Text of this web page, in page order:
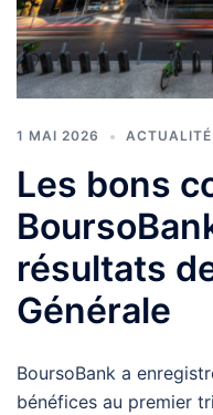
1 MAI 2026 ACTUALITÉ
Les bons
résultats
Générale
BoursoBank a
bénéfices au premier